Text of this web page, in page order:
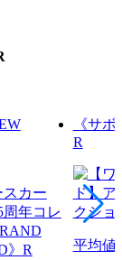
《サボ
R
平均値